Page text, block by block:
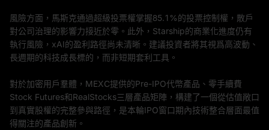
風險方面，馬斯克通過超級投票權掌握85.1%的投票控制權，散戶
對公司治理的影響力接近於零。此外，Starship的商業化進度仍有
執行風險，xAI的盈利路徑尚未清晰。建議投資者將其視爲高波動、
長週期的科技成長標的，而非短期套利工具。
對於加密用戶羣體，MEXC提供的Pre-IPO代幣產品、零手續費
Stock Futures和RealStocks三層產品矩陣，構建了一個從估值敞口
到真實股權的完整參與路徑，是本輪IPO窗口期內技術整合層面最值
得關注的產品創新。